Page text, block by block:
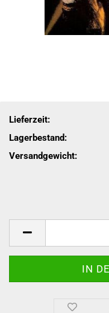
Lieferzeit:
Lagerbestand:
Versandgewicht: